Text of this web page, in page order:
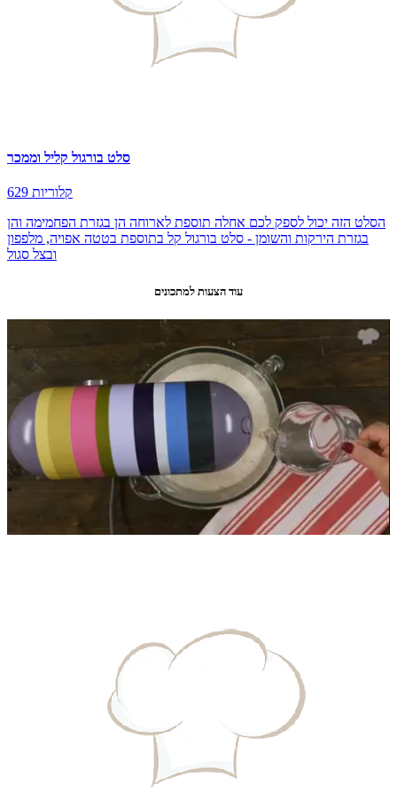
סלט בורגול קליל וממכר
629 קלוריות
הסלט הזה יכול לספק לכם אחלה תוספת לארוחה הן בגזרת הפחמימה והן
בגזרת הירקות והשומן - סלט בורגול קל בתוספת בטטה אפויה, מלפפון
ובצל סגול
עוד הצעות למתכונים